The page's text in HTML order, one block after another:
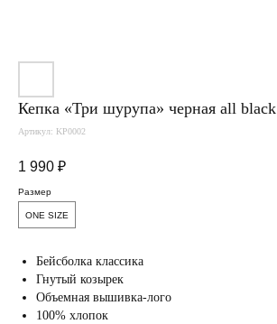
Кепка «Три шурупа» черная all black
Артикул: KP0002
1 990 ₽
Размер
ONE SIZE
Бейсболка классика
Гнутый козырек
Объемная вышивка-лого
100% хлопок
Вам понравится